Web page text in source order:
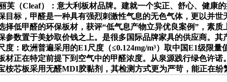
（Cleaf）：意大利板材品牌。建就一个实正、舒心、健康
标，甲醛是一种具有强烈刺激性气息的无色气体，更以并
低甲醛的环保板材，获评“低气息产物立异优良案例”，素
数置于美妙取价钱之上。是很多国际品牌家具的供应商。其
：欧洲普遍采用的E1尺度（≤0.124mg/m³）取中国E1级限
正在特定前提下到空气中的甲醛浓度。从泉源践行绿色许
芯板采用无醛MDI胶黏剂，其检测方式更为严苛，能正在纷